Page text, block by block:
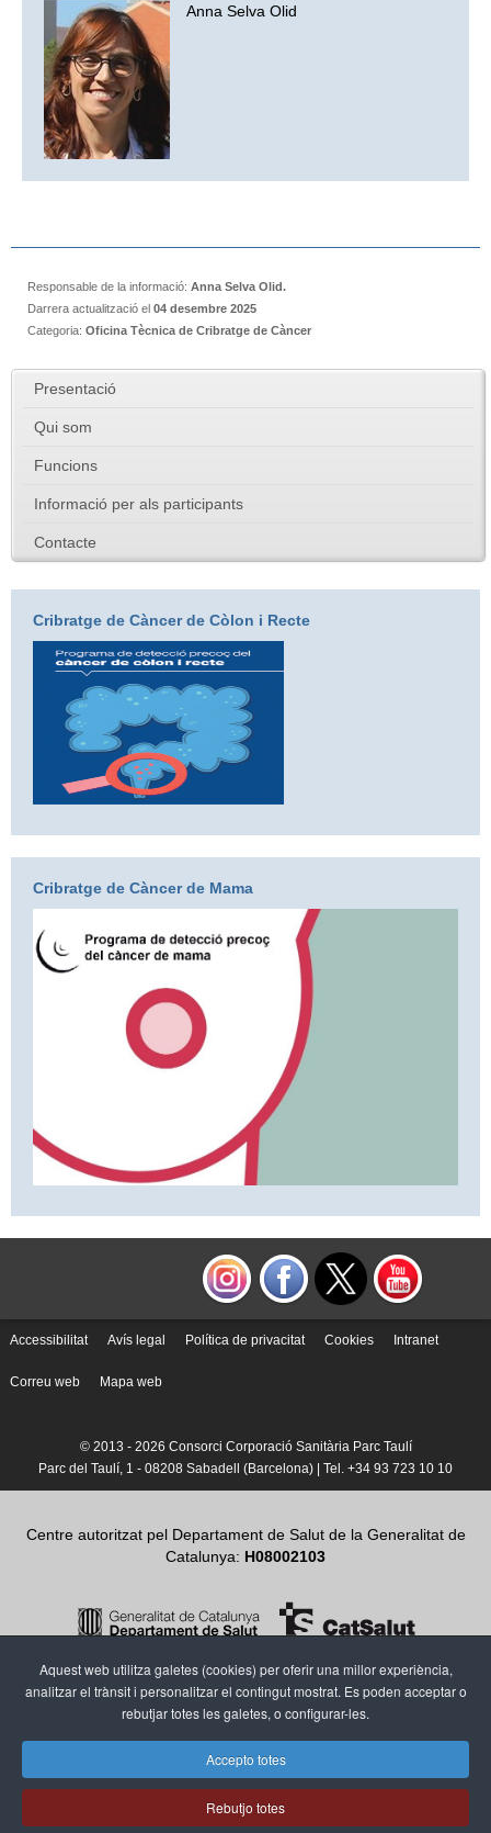
Anna Selva Olid
Responsable de la informació: Anna Selva Olid.
Darrera actualització el 04 desembre 2025
Categoria: Oficina Tècnica de Cribratge de Càncer
Presentació
Qui som
Funcions
Informació per als participants
Contacte
Cribratge de Càncer de Còlon i Recte
Cribratge de Càncer de Mama
Accessibilitat Avís legal Política de privacitat Cookies Intranet
Correu web Mapa web
© 2013 - 2026 Consorci Corporació Sanitària Parc Taulí
Parc del Taulí, 1 - 08208 Sabadell (Barcelona) | Tel. +34 93 723 10 10
Centre autoritzat pel Departament de Salut de la Generalitat de
Catalunya: H08002103
Aquest web utilitza galetes (cookies) per oferir una millor experiència,
analitzar el trànsit i personalitzar el contingut mostrat. Es poden acceptar o
rebutjar totes les galetes, o configurar-les.
Accepto totes
Rebutjo totes